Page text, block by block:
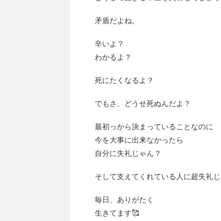
矛盾だよね。
辛いよ？
わかるよ？
死にたくなるよ？
でもさ、どうせ死ぬんだよ？
最初っから決まっていることなのに
今を大事に出来なかったら
自分に失礼じゃん？
そして支えてくれている人に超失礼
毎日、ありがたく
生きてます🥰